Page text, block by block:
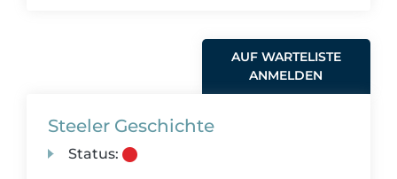
AUF WARTELISTE
ANMELDEN
Steeler Geschichte
Status: